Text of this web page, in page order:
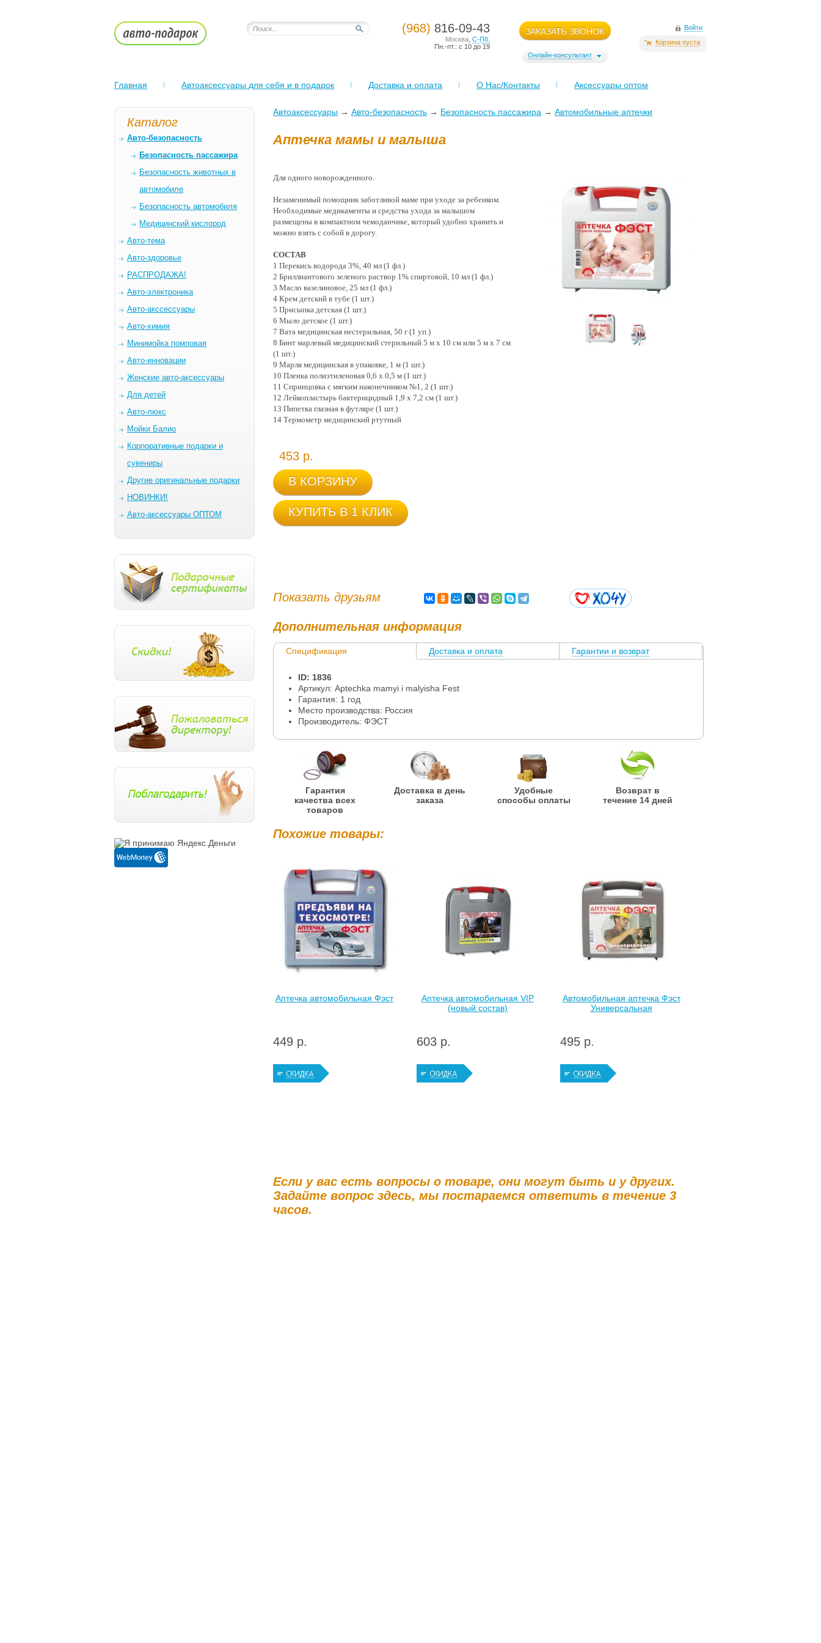
(968) 816-09-43
Москва С-Пб.
Пн.-пт.: с 10 до 19
ЗАКАЗАТЬ ЗВОНОК
Онлайн-консультант
Войти
Корзина пуста
Главная Автоаксессуары для себя и в подарок Доставка и оплата О Нас/Контакты Аксессуары оптом
Каталог
Авто-безопасность
Безопасность пассажира
Безопасность животных в
автомобиле
Безопасность автомобиля
Медицинский кислород
Авто-тема
Авто-здоровье
РАСПРОДАЖА!
Авто-электроника
Авто-акссессуары
Авто-химия
Минимойка помповая
Авто-инновации
Женские авто-аксессуары
Для детей
Авто-люкс
Мойки Балио
Корпоративные подарки и
сувениры
Другие оригинальные подарки
НОВИНКИ!
Авто-аксессуары ОПТОМ
Автоаксессуары → Авто-безопасность → Безопасность пассажира → Автомобильные аптечки
Аптечка мамы и малыша
Для одного новорожденного.
Незаменимый помощник заботливой маме при уходе за ребенком.
Необходимые медикаменты и средства ухода за малышом
размещены в компактном чемоданчике, который удобно хранить и
можно взять с собой в дорогу.
СОСТАВ
1 Перекись водорода 3%, 40 мл (1 фл.)
2 Бриллиантового зеленого раствор 1% спиртовой, 10 мл (1 фл.)
3 Масло вазелиновое, 25 мл (1 фл.)
4 Крем детский в тубе (1 шт.)
5 Присыпка детская (1 шт.)
6 Мыло детское (1 шт.)
7 Вата медицинская нестерильная, 50 г (1 уп.)
8 Бинт марлевый медицинский стерильный 5 м х 10 см или 5 м x 7 см
(1 шт.)
9 Марля медицинская в упаковке, 1 м (1 шт.)
10 Пленка полиэтиленовая 0,6 х 0,5 м (1 шт.)
11 Спринцовка с мягким наконечником №1, 2 (1 шт.)
12 Лейкопластырь бактерицидный 1,9 х 7,2 см (1 шт.)
13 Пипетка глазная в футляре (1 шт.)
14 Термометр медицинский ртутный
453 р.
В КОРЗИНУ
КУПИТЬ В 1 КЛИК
Показать друзьям
Дополнительная информация
Спецификация Доставка и оплата
Гарантии и возврат
ID: 1836
Артикул: Aptechka mamyi i malyisha Fest
Гарантия: 1 год
Место производства: Россия
Производитель: ФЭСТ
Гарантия
качества всех
товаров
Доставка в день
заказа
Удобные
способы оплаты
Возврат в
течение 14 дней
Похожие товары:
Аптечка автомобильная Фэст
449 р.
Аптечка автомобильная VIP
(новый состав)
603 р.
Автомобильная аптечка Фэст
Универсальная
495 р.
Если у вас есть вопросы о товаре, они могут быть и у других.
Задайте вопрос здесь, мы постараемся ответить в течение 3
часов.